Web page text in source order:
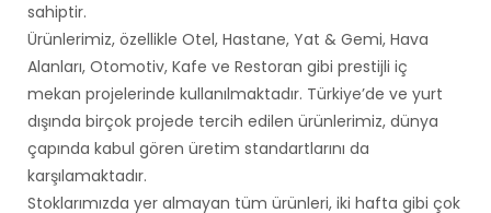
sahiptir.
Ürünlerimiz, özellikle Otel, Hastane, Yat & Gemi, Hava
Alanları, Otomotiv, Kafe ve Restoran gibi prestijli iç
mekan projelerinde kullanılmaktadır. Türkiye’de ve yurt
dışında birçok projede tercih edilen ürünlerimiz, dünya
çapında kabul gören üretim standartlarını da
karşılamaktadır.
Stoklarımızda yer almayan tüm ürünleri, iki hafta gibi çok